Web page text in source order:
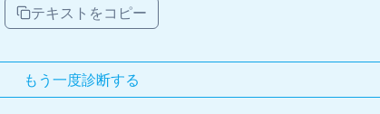
テキストをコピー
もう一度診断する